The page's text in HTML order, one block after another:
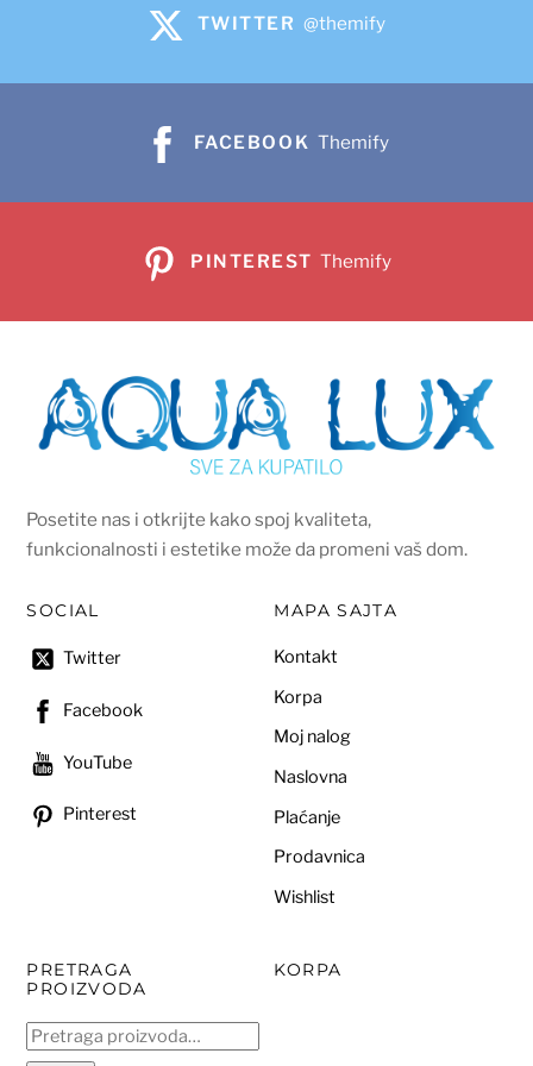
TWITTER @themify
FACEBOOK Themify
PINTEREST Themify
Posetite nas i otkrijte kako spoj kvaliteta,
funkcionalnosti i estetike može da promeni vaš dom.
SOCIAL
Twitter
Facebook
YouTube
Pinterest
MAPA SAJTA
Kontakt
Korpa
Moj nalog
Naslovna
Plaćanje
Prodavnica
Wishlist
PRETRAGA
PROIZVODA
Pretraga
KORPA